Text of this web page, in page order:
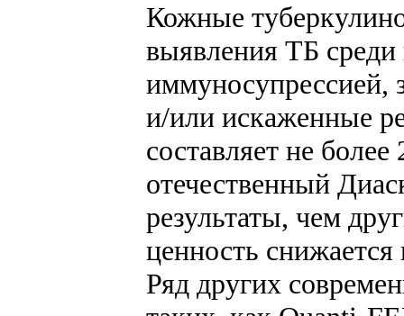
Кожные
выявления ТБ
иммуносупрессией,
и/или искаженные
составляет не
отечественный
результаты, чем
ценность
Ряд других